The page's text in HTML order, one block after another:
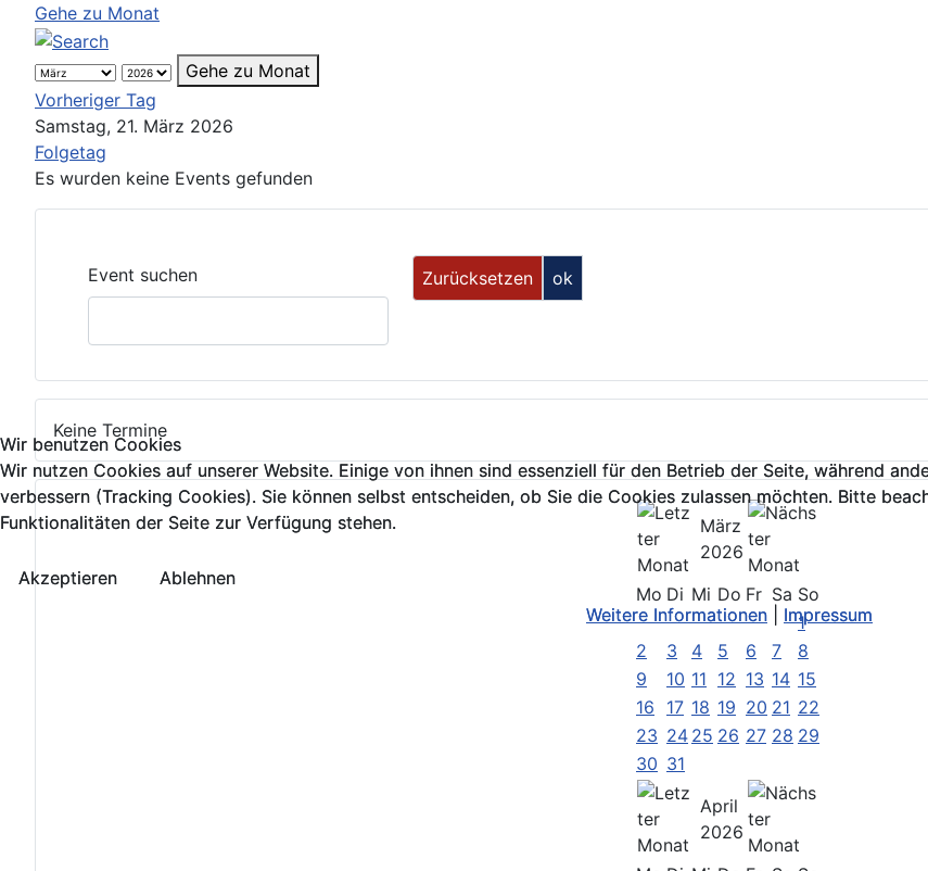
Gehe zu Monat
Gehe zu Monat
Vorheriger Tag
Samstag, 21. März 2026
Folgetag
Es wurden keine Events gefunden
Event suchen
Wir benutzen Cookies
Wir nutzen Cookies auf unserer Website. Einige von ihnen sind essenziell für den Betrieb der Seite, während
verbessern (Tracking Cookies). Sie können selbst entscheiden, ob Sie die Cookies zulassen möchten. Bitte
Funktionalitäten der Seite zur Verfügung stehen.
Akzeptieren
Ablehnen
Weitere Informationen
Impressum
Keine Termine
März
2026
Mo Di Mi Do Fr Sa So
1
2
3 4 5 6 7
8
9
10 11 12 13 14 15
16
17 18 19 20 21 22
23 24 25 26 27 28 29
30 31
April
2026
Wir benutzen Cookies
Wir nutzen Cookies auf unserer Website. Einige von ihnen sind essenziell für den Betrieb der Seite, während
verbessern (Tracking Cookies). Sie können selbst entscheiden, ob Sie die Cookies zulassen möchten. Bitte
Funktionalitäten der Seite zur Verfügung stehen.
Akzeptieren
Ablehnen
Weitere Informationen
Impressum